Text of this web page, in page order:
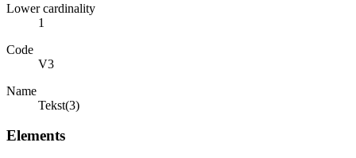
Lower cardinality
1
Code
V3
Name
Tekst(3)
Elements